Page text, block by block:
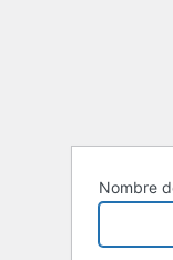
Nombre